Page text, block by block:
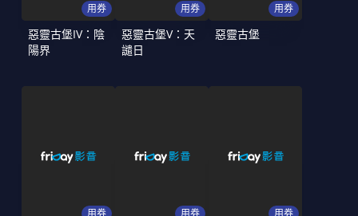
用券
惡靈古堡IV：陰
陽界
用券
惡靈古堡V：天
譴日
用券
惡靈古堡